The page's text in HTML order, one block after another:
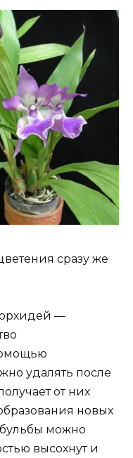
сразу же
—
удалять после
от них
новых
можно
высохнут и